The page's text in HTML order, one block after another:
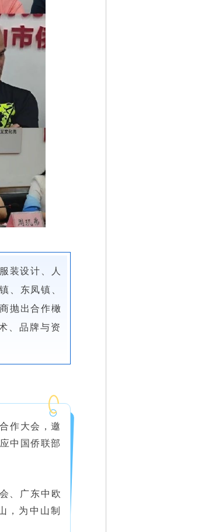
装设计、人
、东凤镇、
抛出合作橄
、品牌与资
作大会，邀
中国侨联部
、广东中欧
，为中山制